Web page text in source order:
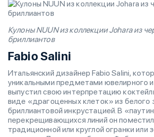
Кулоны NUUN из коллекции Johara из
бриллиантов
Fabio Salini
Итальянский дизайнер Fabio Salini,
уникальными предметами ювелирного
выпустил свою интерпретацию
виде «драгоценных клеток» из белого
бриллиантовой инкрустацией. В
перекрещивающихся линий он
традиционной или круглой огранки или